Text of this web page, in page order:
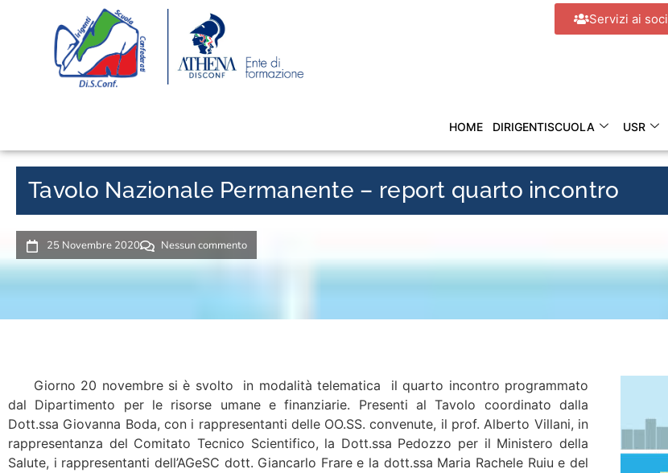
Servizi ai soci
HOME DIRIGENTISCUOLA USR
Tavolo Nazionale Permanente – report quarto incontro
25 Novembre 2020 Nessun commento
Giorno 20 novembre si è svolto in modalità telematica il quarto incontro programmato
dal Dipartimento per le risorse umane e finanziarie. Presenti al Tavolo coordinato dalla
Dott.ssa Giovanna Boda, con i rappresentanti delle OO.SS. convenute, il prof. Alberto Villani, in
rappresentanza del Comitato Tecnico Scientifico, la Dott.ssa Pedozzo per il Ministero della
Salute, i rappresentanti dell’AGeSC dott. Giancarlo Frare e la dott.ssa Maria Rachele Ruiu e del